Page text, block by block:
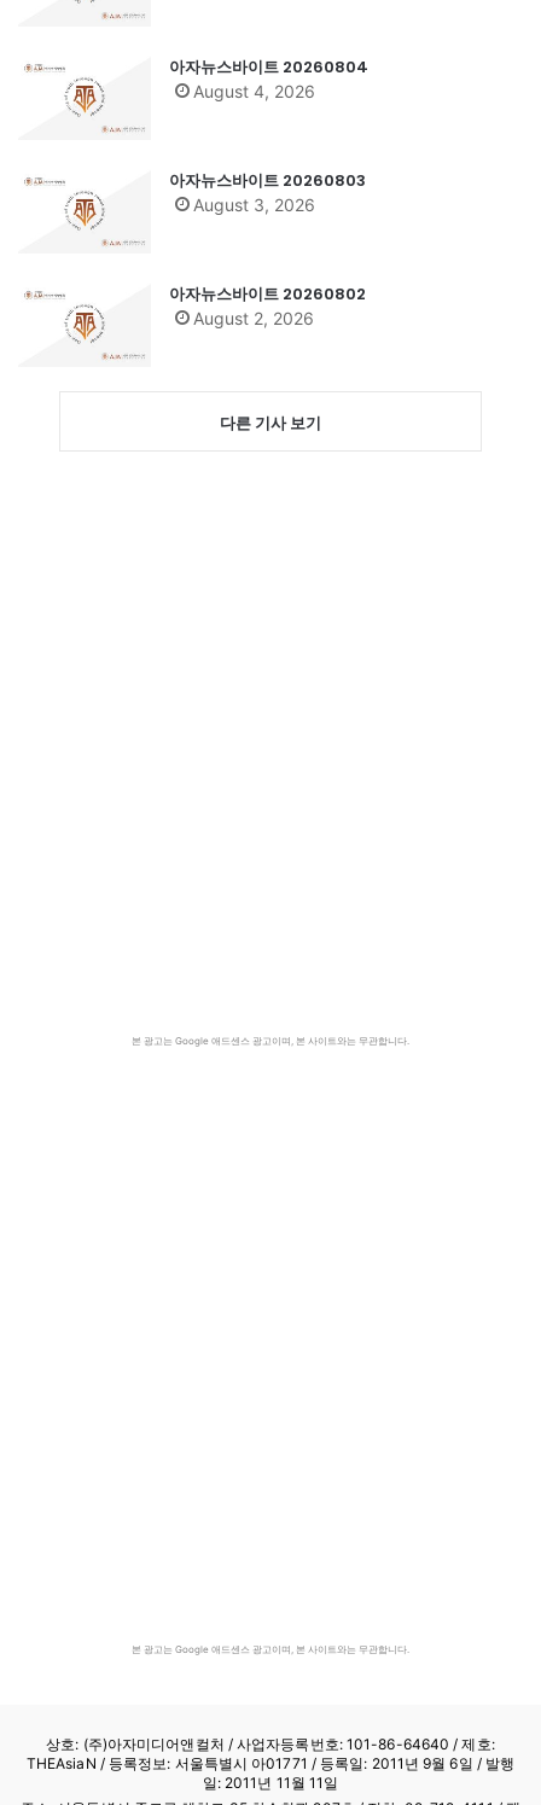
아자뉴스바이트 20260804
August 4, 2026
아자뉴스바이트 20260803
August 3, 2026
아자뉴스바이트 20260802
August 2, 2026
다른 기사 보기
본 광고는 Google 애드센스 광고이며, 본 사이트와는 무관합니다.
본 광고는 Google 애드센스 광고이며, 본 사이트와는 무관합니다.
상호: (주)아자미디어앤컬처 /사업자등록번호: 101-86-64640 / 제호:
THEAsiaN / 등록정보: 서울특별시 아01771 / 등록일: 2011년 9월 6일 / 발행
일: 2011년 11월 11일